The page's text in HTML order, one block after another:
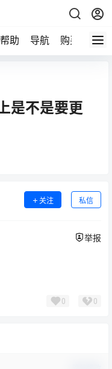
帮助 导航 购买
是不是要更
关注 私信
举报
0 0